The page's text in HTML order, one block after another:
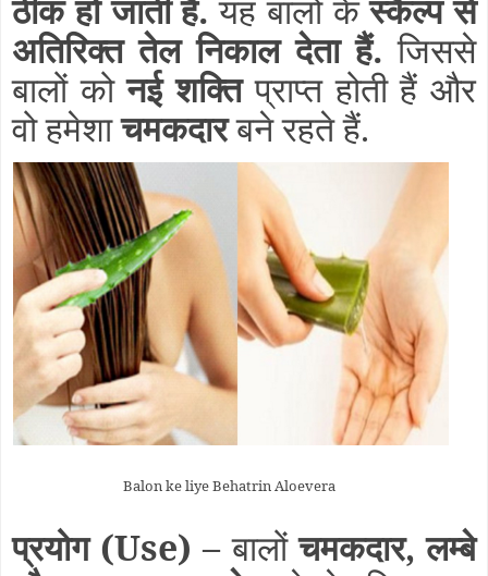
ठीक हो जाती हैं.यह बालों केस्कैल्प से
अतिरिक्त तेल निकाल देता हैं.जिससे
बालों कोनई शक्तिप्राप्त होती हैं और
वो हमेशाचमकदारबने रहते हैं.
Balon ke liye Behatrin Aloevera
प्रयोग (Use)–बालोंचमकदार, लम्बे